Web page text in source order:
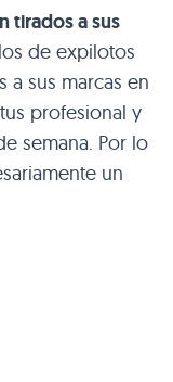
tirados a sus
de expilotos
a sus marcas en
profesional y
semana. Por lo
un